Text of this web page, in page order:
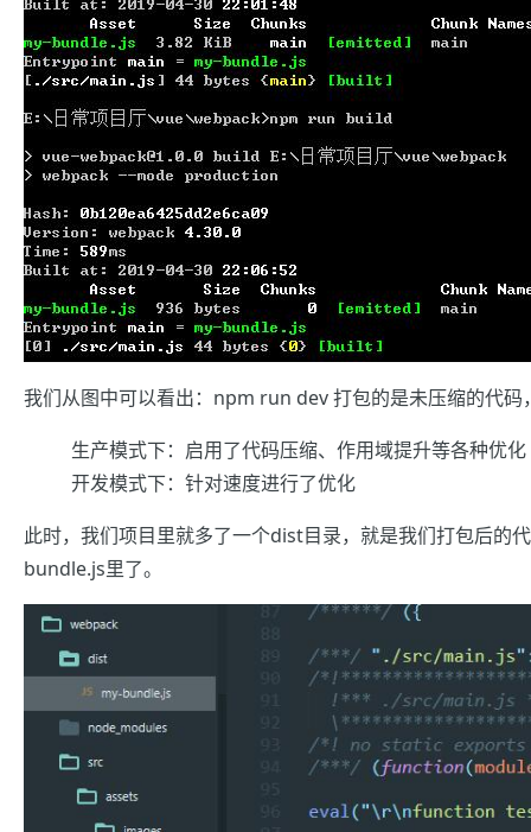
我们从图中可以看出：npm run dev 打包的是未压缩的代
生产模式下：启用了代码压缩、作用域提升等各种优化
开发模式下：针对速度进行了优化
此时，我们项目里就多了一个dist目录，就是我们打包后的
bundle.js里了。